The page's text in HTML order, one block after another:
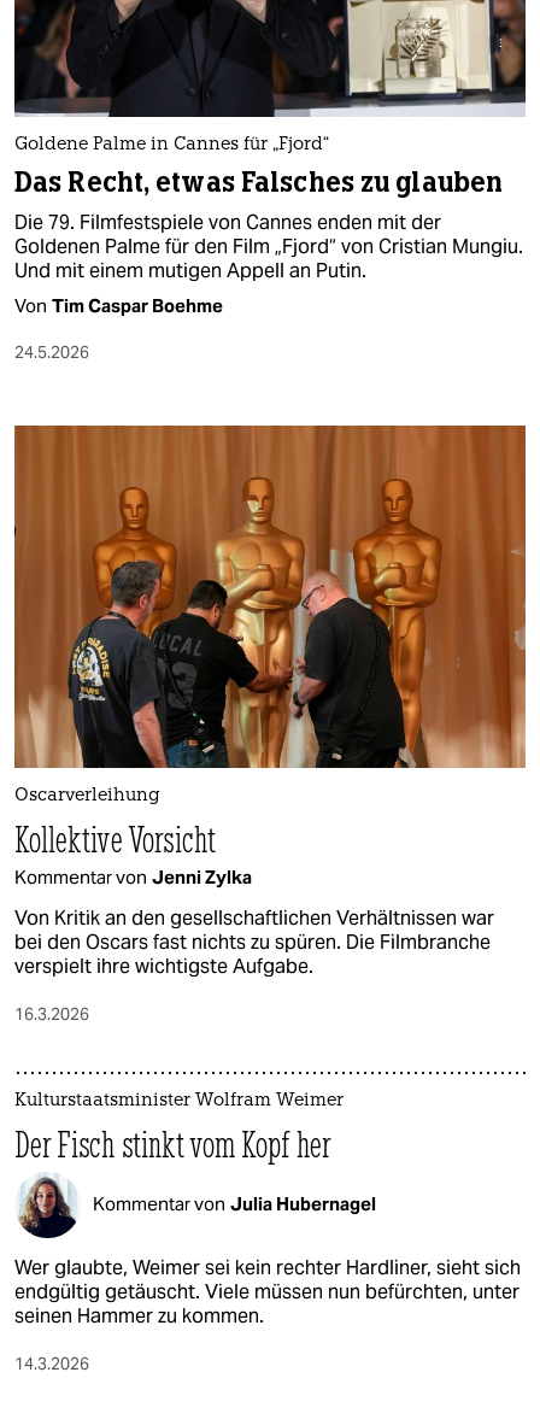
nord
wahrheit
verlag
verlag
veranstaltungen
shop
fragen & hilfe
genossenschaft
epaper login
Goldene Palme in Cannes für „Fjord“
Das Recht, etwas Falsches zu glauben
Die 79. Filmfestspiele von Cannes enden mit der
Goldenen Palme für den Film „Fjord“ von Cristian Mungiu.
Und mit einem mutigen Appell an Putin.
Von Tim Caspar Boehme
24.5.2026
Oscarverleihung
Kollektive Vorsicht
Kommentar von Jenni Zylka
Von Kritik an den gesellschaftlichen Verhältnissen war
bei den Oscars fast nichts zu spüren. Die Filmbranche
verspielt ihre wichtigste Aufgabe.
16.3.2026
Kulturstaatsminister Wolfram Weimer
Der Fisch stinkt vom Kopf her
Kommentar von Julia Hubernagel
Wer glaubte, Weimer sei kein rechter Hardliner, sieht sich
endgültig getäuscht. Viele müssen nun befürchten, unter
seinen Hammer zu kommen.
14.3.2026